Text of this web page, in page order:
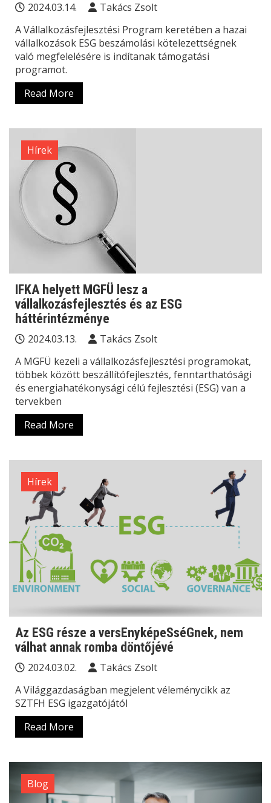
2024.03.14.
Takács Zsolt
A Vállalkozásfejlesztési Program keretében a hazai
vállalkozások ESG beszámolási kötelezettségnek
való megfelelésére is indítanak támogatási
programot.
Read More
Hírek
IFKA helyett MGFÜ lesz a
vállalkozásfejlesztés és az ESG
háttérintézménye
2024.03.13.
Takács Zsolt
A MGFÜ kezeli a vállalkozásfejlesztési programokat,
többek között beszállítófejlesztés, fenntarthatósági
és energiahatékonysági célú fejlesztési (ESG) van a
tervekben
Read More
Hírek
Az ESG része a versEnyképeSséGnek, nem
válhat annak romba döntőjévé
2024.03.02.
Takács Zsolt
A Világgazdaságban megjelent véleménycikk az
SZTFH ESG igazgatójától
Read More
Blog